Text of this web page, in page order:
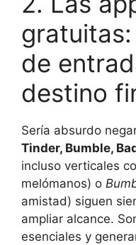
de
destino
Sería absurdo
Tinder, Bumble,
incluso verticales
melómanos) o
amistad) siguen
ampliar alcance.
esenciales y